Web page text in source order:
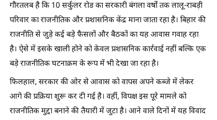
गौरतलब है कि 10 सर्कुलर रोड का सरकारी बंगला वर्षों तक लालू-राबड़ी
परिवार का राजनीतिक और प्रशासनिक केंद्र माना जाता रहा है। बिहार की
राजनीति से जुड़े कई बड़े फैसलों और बैठकों का यह आवास गवाह रहा
है। ऐसे में इसके खाली होने को केवल प्रशासनिक कार्रवाई नहीं बल्कि एक
बड़े राजनीतिक घटनाक्रम के रूप में भी देखा जा रहा है।
फिलहाल, सरकार की ओर से आवास को वापस अपने कब्जे में लेकर
आगे की प्रक्रिया शुरू कर दी गई है। वहीं, विपक्ष इस पूरे मामले को
राजनीतिक मुद्दा बनाने की तैयारी में जुटा है। आने वाले दिनों में यह विवाद